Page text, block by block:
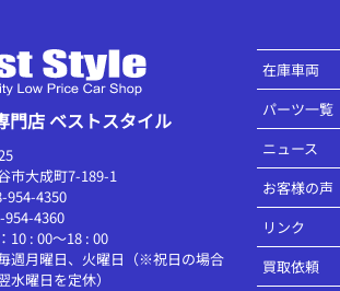
門店 ベストスタイル
市大成町7-189-1
954-4350
954-4360
10 : 00～18 : 00
週月曜日、火曜日（※祝日の場合
水曜日を定休）
在庫車両
パーツ一覧
ニュース
お客様の声
リンク
買取依頼